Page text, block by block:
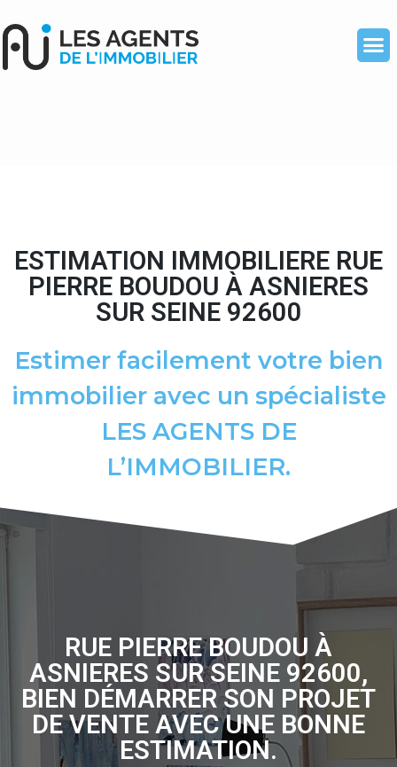
ESTIMATION IMMOBILIERE RUE
PIERRE BOUDOU À ASNIERES
SUR SEINE 92600
Estimer facilement votre bien
immobilier avec un spécialiste
LES AGENTS DE
L’IMMOBILIER.
RUE PIERRE BOUDOU À
ASNIERES SUR SEINE 92600,
BIEN DÉMARRER SON PROJET
DE VENTE AVEC UNE BONNE
ESTIMATION.